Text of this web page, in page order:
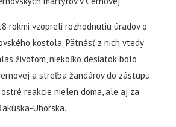
rokmi vzopreli rozhodnutiu úradov o
kostola. Pätnásť z nich vtedy
životom, niekoľko desiatok bolo
a streľba žandárov do zástupu
reakcie nielen doma, ale aj za
Uhorska.